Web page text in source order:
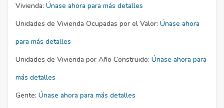
Vivienda: Únase ahora para más detalles
Unidades de Vivienda Ocupadas por el Valor: Únase ahora
para más detalles
Unidades de Vivienda por Año Construido: Únase ahora para
más detalles
Gente: Únase ahora para más detalles